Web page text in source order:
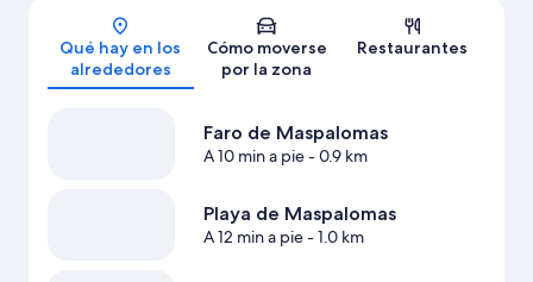
Qué hay en los
alrededores
Cómo moverse
por la zona
Restaurantes
Faro de Maspalomas
A 10 min a pie- 0.9 km
Playa de Maspalomas
A 12 min a pie- 1.0 km